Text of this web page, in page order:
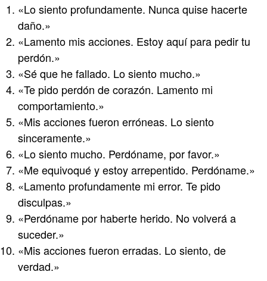
«Lo siento profundamente. Nunca quise hacerte
daño.»
«Lamento mis acciones. Estoy aquí para pedir tu
perdón.»
«Sé que he fallado. Lo siento mucho.»
«Te pido perdón de corazón. Lamento mi
comportamiento.»
«Mis acciones fueron erróneas. Lo siento
sinceramente.»
«Lo siento mucho. Perdóname, por favor.»
«Me equivoqué y estoy arrepentido. Perdóname.»
«Lamento profundamente mi error. Te pido
disculpas.»
«Perdóname por haberte herido. No volverá a
suceder.»
«Mis acciones fueron erradas. Lo siento, de
verdad.»